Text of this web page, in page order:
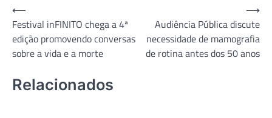
Navegação
de
Post
⟵
Festival inFINITO chega a 4ª
edição promovendo conversas
sobre a vida e a morte
Audiência Pública discute
necessidade de mamografia
de rotina antes dos 50 anos
⟶
Relacionados